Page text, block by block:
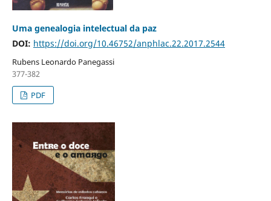
Uma genealogia intelectual da paz
DOI: https://doi.org/10.46752/anphlac.22.2017.2544
Rubens Leonardo Panegassi
377-382
PDF